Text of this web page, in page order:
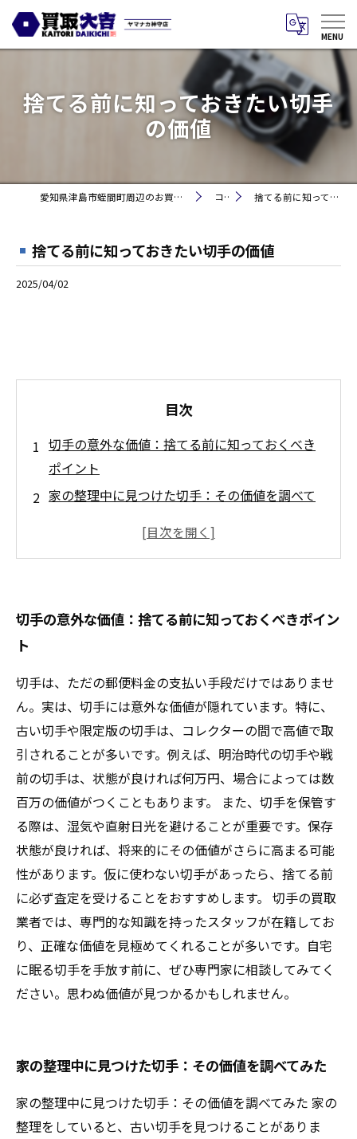
捨てる前に知っておきたい切手
の価値
愛知県津島市蛭間町周辺のお買取りなら買取大吉 ヤマナカ神守店 コラム 捨てる前に知っておきたい切手の価値
捨てる前に知っておきたい切手の価値
2025/04/02
目次
切手の意外な価値：捨てる前に知っておくべき
ポイント
家の整理中に見つけた切手：その価値を調べて
切手の世界へようこそ：知れば知るほどハマる
売るのか、捨てるのか？切手の価値を再評価す
切手買取の成功事例：捨てずに得た意外な利益
あなたの切手が宝に変わる瞬間：今すぐ確認
を！
切手の意外な価値：捨てる前に知っておくべきポイン
ト
切手は、ただの郵便料金の支払い手段だけではありませ
ん。実は、切手には意外な価値が隠れています。特に、
古い切手や限定版の切手は、コレクターの間で高値で取
引されることが多いです。例えば、明治時代の切手や戦
前の切手は、状態が良ければ何万円、場合によっては数
百万の価値がつくこともあります。 また、切手を保管す
る際は、湿気や直射日光を避けることが重要です。保存
状態が良ければ、将来的にその価値がさらに高まる可能
性があります。仮に使わない切手があったら、捨てる前
に必ず査定を受けることをおすすめします。 切手の買取
業者では、専門的な知識を持ったスタッフが在籍してお
り、正確な価値を見極めてくれることが多いです。自宅
に眠る切手を手放す前に、ぜひ専門家に相談してみてく
ださい。思わぬ価値が見つかるかもしれません。
家の整理中に見つけた切手：その価値を調べてみた
家の整理中に見つけた切手：その価値を調べてみた 家の
整理をしていると、古い切手を見つけることがありま